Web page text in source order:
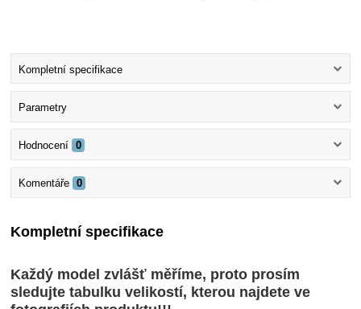
Kompletní specifikace
Parametry
Hodnocení 0
Komentáře 0
Kompletní specifikace
Každý model zvlášť měříme, proto prosím
sledujte tabulku velikostí, kterou najdete ve